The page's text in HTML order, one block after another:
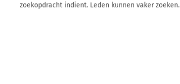
zoekopdracht indient. Leden kunnen vaker zoeken.